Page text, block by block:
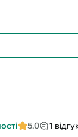
5.0 1